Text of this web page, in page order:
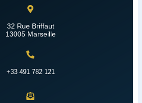
32 Rue Briffaut
13005 Marseille
+33 491 782 121